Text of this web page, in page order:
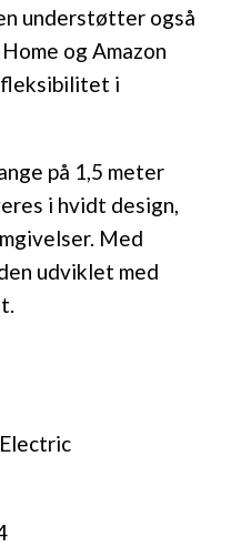
understøtter også
og Amazon
i
på 1,5 meter
i hvidt design,
Med
udviklet med